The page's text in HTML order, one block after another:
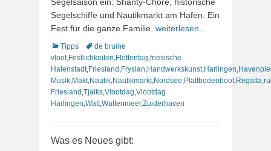
Segelschiffe und Nautikmarkt am Hafen. Ein
Fest für die ganze Familie. weiterlesen…
Kategorien
Tipps Schlagworte
de bruine
vloot, Festlichkeiten Flottentag friesische
Hafenstadt, Friesland Fryslan Handwerkskunst, Harlingen
Musik Makt, Nautik Nautikmarkt, Nordsee Plattbodenboot Regatta
Friesland Tjalks Vlootdag Vlootdag
Harlingen Watt,Wattenmeer,Zuiderhaven
Was es Neues gibt: